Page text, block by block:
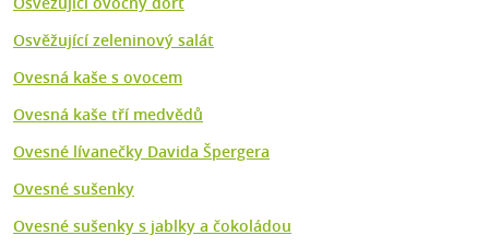
Osvěžující zeleninový salát
Ovesná kaše s ovocem
Ovesná kaše tří medvědů
Ovesné lívanečky Davida Špergera
Ovesné sušenky
Ovesné sušenky s jablky a čokoládou